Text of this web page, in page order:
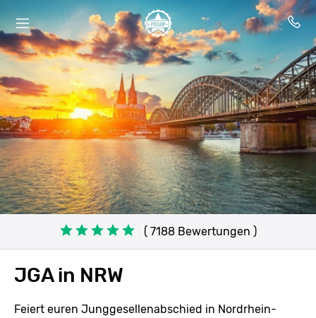
( 7188 Bewertungen )
JGA in NRW
Feiert euren Junggesellenabschied in Nordrhein-